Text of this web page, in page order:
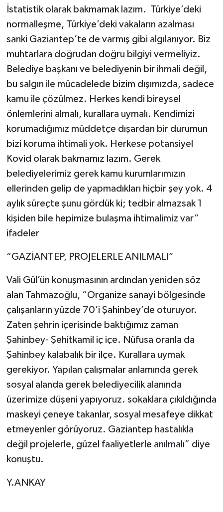
İstatistik olarak bakmamak lazım. Türkiye’deki
normalleşme, Türkiye’deki vakaların azalması
sanki Gaziantep’te de varmış gibi algılanıyor. Biz
muhtarlara doğrudan doğru bilgiyi vermeliyiz.
Belediye başkanı ve belediyenin bir ihmali değil,
bu salgın ile mücadelede bizim dışımızda, sadece
kamu ile çözülmez. Herkes kendi bireysel
önlemlerini almalı, kurallara uymalı. Kendimizi
korumadığımız müddetçe dışardan bir durumun
bizi koruma ihtimali yok. Herkese potansiyel
Kovid olarak bakmamız lazım. Gerek
belediyelerimiz gerek kamu kurumlarımızın
ellerinden gelip de yapmadıkları hiçbir şey yok. 4
aylık süreçte şunu gördük ki; tedbir almazsak 1
kişiden bile hepimize bulaşma ihtimalimiz var”
ifadeler
“GAZİANTEP, PROJELERLE ANILMALI”
Vali Gül’ün konuşmasının ardından yeniden söz
alan Tahmazoğlu, “Organize sanayi bölgesinde
çalışanların yüzde 70’i Şahinbey’de oturuyor.
Zaten şehrin içerisinde baktığımız zaman
Şahinbey- Şehitkamil iç içe. Nüfusa oranla da
Şahinbey kalabalık bir ilçe. Kurallara uymak
gerekiyor. Yapılan çalışmalar anlamında gerek
sosyal alanda gerek belediyecilik alanında
üzerimize düşeni yapıyoruz. sokaklara çıkıldığında
maskeyi çeneye takanlar, sosyal mesafeye dikkat
etmeyenler görüyoruz. Gaziantep hastalıkla
değil projelerle, güzel faaliyetlerle anılmalı” diye
konuştu.
Y.ANKAY